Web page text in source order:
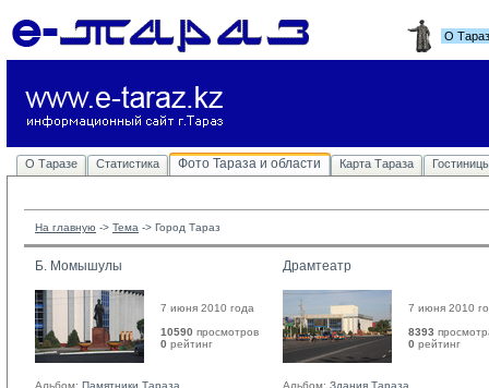
О
О Таразе Статистика Фото Тараза и области Карта Тараза
На главную -> Тема -> Город Тараз
Б. Момышулы
7 июня 2010 года
10590 просмотров
0 рейтинг
Альбом: Памятники Тараза
Драмтеатр
7 июня 2010
8393
0 рейтинг
Альбом: Здания Тараза